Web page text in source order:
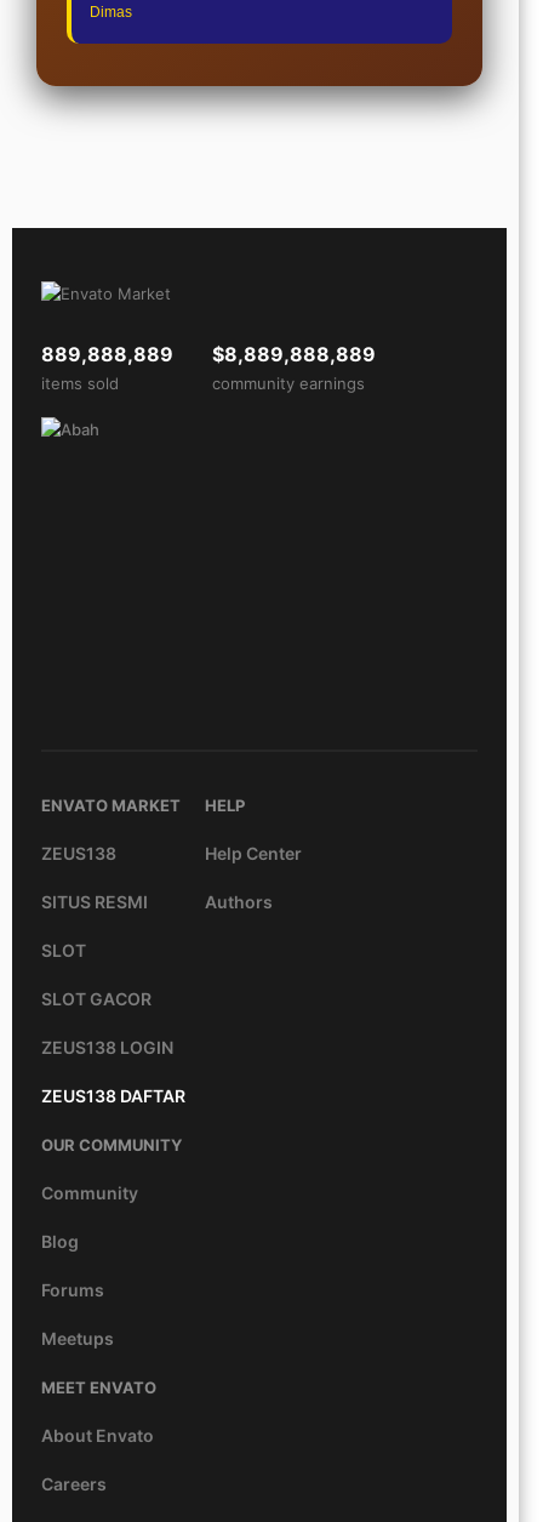
Dimas
ENVATO MARKET
ZEUS138
SITUS RESMI
SLOT
SLOT GACOR
ZEUS138 LOGIN
ZEUS138 DAFTAR
HELP
Help Center
Authors
OUR COMMUNITY
Community
Blog
Forums
Meetups
MEET ENVATO
About Envato
Careers
889,888,889
items sold
$8,889,888,889
community earnings